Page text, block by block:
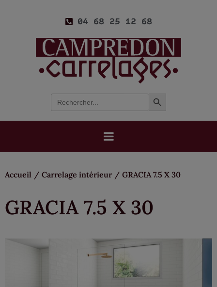
04 68 25 12 68
Search
for:
Search Button
Accueil / Carrelage intérieur / GRACIA 7.5 X 30
GRACIA 7.5 X 30